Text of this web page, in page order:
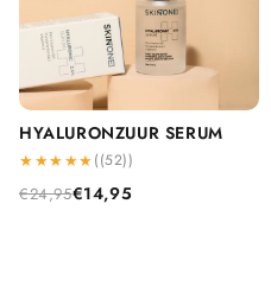
HYALURONZUUR SERUM
★★★★★((52))
€24,95€14,95